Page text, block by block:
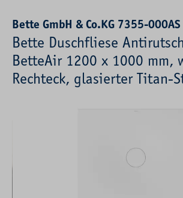
Bette GmbH & Co.KG 7355-000AS
Bette Duschfliese
BetteAir 1200 x 1000 mm,
Rechteck, glasierter Titan-